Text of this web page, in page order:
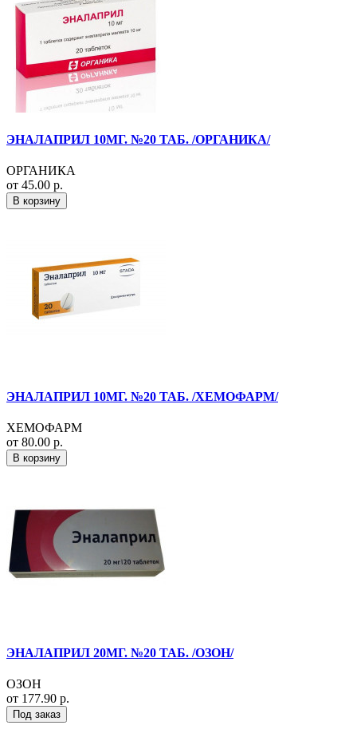
ЭНАЛАПРИЛ 10МГ. №20 ТАБ. /ОРГАНИКА/
ОРГАНИКА
от 45.00 р.
В корзину
ЭНАЛАПРИЛ 10МГ. №20 ТАБ. /ХЕМОФАРМ/
ХЕМОФАРМ
от 80.00 р.
В корзину
ЭНАЛАПРИЛ 20МГ. №20 ТАБ. /ОЗОН/
ОЗОН
от 177.90 р.
Под заказ